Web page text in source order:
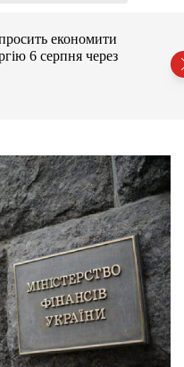
о
л
ь
г
о
р
е
ж
и
м
у
економити
6 серпня через